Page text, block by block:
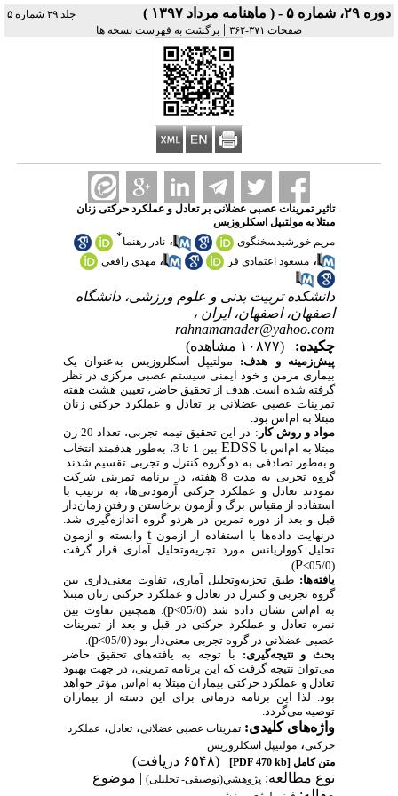
دوره ۲۹، شماره ۵ - ( ماهنامه مرداد ۱۳۹۷ )
جلد ۲۹ شماره ۵
صفحات ۳۷۱-۳۶۲
| برگشت به فهرست نسخه ها
تاثیر تمرینات عصبی عضلانی بر تعادل و عملکرد حرکتی زنان
مبتلا به مولتیپل اسکلروزیس
مریم خورشیدسخنگوی
، نادر رهنما*
، مسعود اعتمادی فر ، مهدی رافعی
دانشکده تربیت بدنی و علوم ورزشی، دانشگاه
اصفهان، اصفهان، ایران ،
rahnamanader@yahoo.com
چکیده:
(۱۰۸۷۷ مشاهده)
پیش‌زمینه و هدف: مولتیپل اسکلروزیس به‌عنوان یک
بیماری مزمن و خود ایمنی سیستم عصبی مرکزی در نظر
گرفته شده است. هدف از تحقیق حاضر، تعیین هشت هفته
تمرینات عصبی عضلانی بر تعادل و عملکرد حرکتی زنان
مبتلا به ام‌اس بود.
مواد و روش‌ کار
: در این تحقیق نیمه تجربی، تعداد 20 زن
مبتلا به ام‌اس با EDSS
بین 1 تا 3، به‌طور هدفمند انتخاب
و به‌طور تصادفی به دو گروه کنترل و تجربی تقسیم شدند.
گروه تجربی به مدت 8 هفته، در برنامه تمرینی شرکت
نمودند تعادل و عملکرد حرکتی آزمودنی‌ها، به ترتیب با
استفاده از مقیاس برگ و آزمون برخاستن و رفتن زمان‌دار
قبل و بعد از دوره تمرین در هردو گروه اندازه‌گیری شد.
درنهایت داده‌ها با استفاده از آزمونt وابسته و آزمون
تحلیل کوواریانس مورد تجزیه‌و‌تحلیل آماری قرار گرفت
(05/0>
P
).
یافته‌ها: طبق تجزیه‌و‌تحلیل آماری، تفاوت معنی‌داری بین
گروه تجربی و کنترل در تعادل و عملکرد حرکتی زنان مبتلا
به ام‌اس نشان داده شد (05/0>
p). همچنین تفاوت بین
نمره تعادل و عملکرد حرکتی در قبل و بعد از تمرینات
عصبی عضلانی در گروه تجربی معنی‌دار بود (05/0>
p
).
بحث و نتیجه‌گیری: با توجه به یافته‌های تحقیق حاضر
می‌توان نتیجه گرفت که این برنامه تمرینی، در جهت بهبود
تعادل و عملکرد حرکتی بیماران مبتلا به ام‌اس مؤثر خواهد
بود. لذا این برنامه درمانی برای این دسته از بیماران
توصیه می‌گردد.
واژه‌های کلیدی: تمرینات عصبی عضلانی، تعادل، عملکرد
حرکتی، مولتیپل اسکلروزیس
متن کامل[PDF 470 kb]
(۶۵۴۸ دریافت)
نوع مطالعه: پژوهشي(توصیفی- تحلیلی)| موضوع